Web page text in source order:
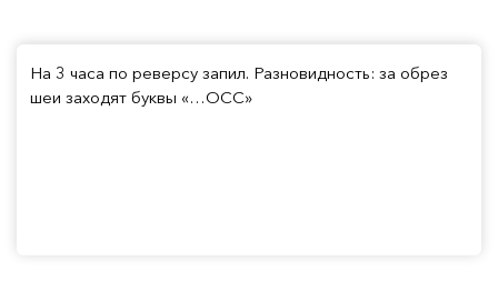
На 3 часа по реверсу запил. Разновидность: за обрез
шеи заходят буквы «…ОСС»